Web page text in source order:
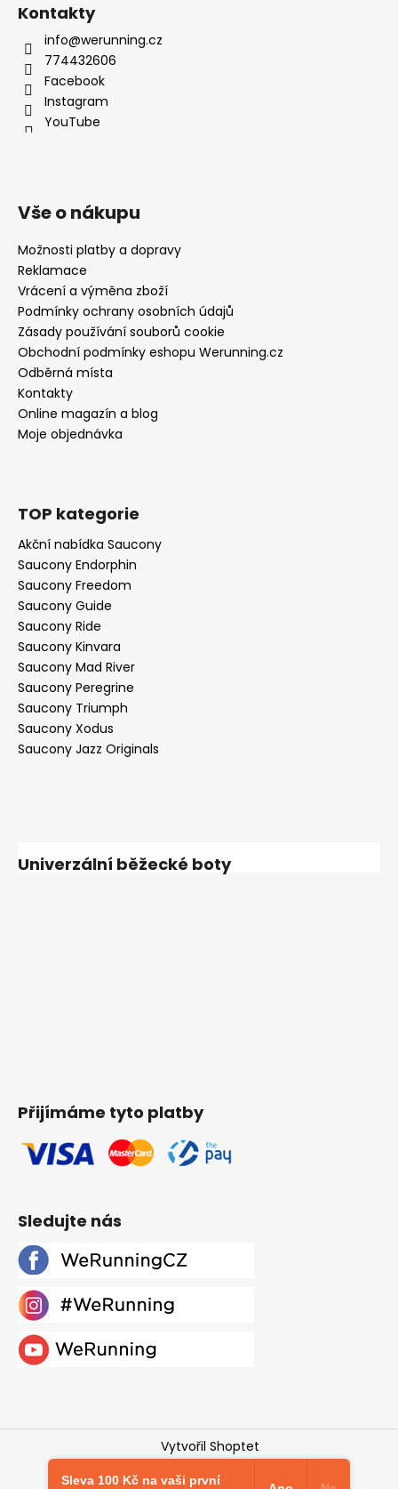
Kontakty
info@werunning.cz
774432606
Facebook
Instagram
YouTube
Vše o nákupu
Možnosti platby a dopravy
Reklamace
Vrácení a výměna zboží
Podmínky ochrany osobních údajů
Zásady používání souborů cookie
Obchodní podmínky eshopu Werunning.cz
Odběrná místa
Kontakty
Online magazín a blog
Moje objednávka
TOP kategorie
Akční nabídka Saucony
Saucony Endorphin
Saucony Freedom
Saucony Guide
Saucony Ride
Saucony Kinvara
Saucony Mad River
Saucony Peregrine
Saucony Triumph
Saucony Xodus
Saucony Jazz Originals
Univerzální běžecké boty
Přijímáme tyto platby
Sledujte nás
Vytvořil Shoptet
Copyright 2026
Werunning.cz
Sleva 100 Kč na vaši první